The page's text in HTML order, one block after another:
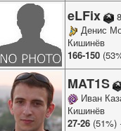
eLFix
Денис
Кишинёв
166-150
MAT1S
Иван
Кишинёв
27-26 (51%)